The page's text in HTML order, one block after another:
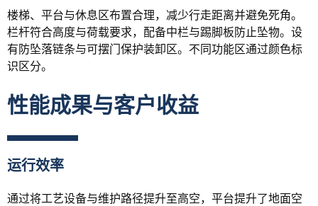
楼梯、平台与休息区布置合理，减少行走距离并避免死角。
栏杆符合高度与荷载要求，配备中栏与踢脚板防止坠物。设
有防坠落链条与可摆门保护装卸区。不同功能区通过颜色标
识区分。
性能成果与客户收益
运行效率
通过将工艺设备与维护路径提升至高空，平台提升了地面空